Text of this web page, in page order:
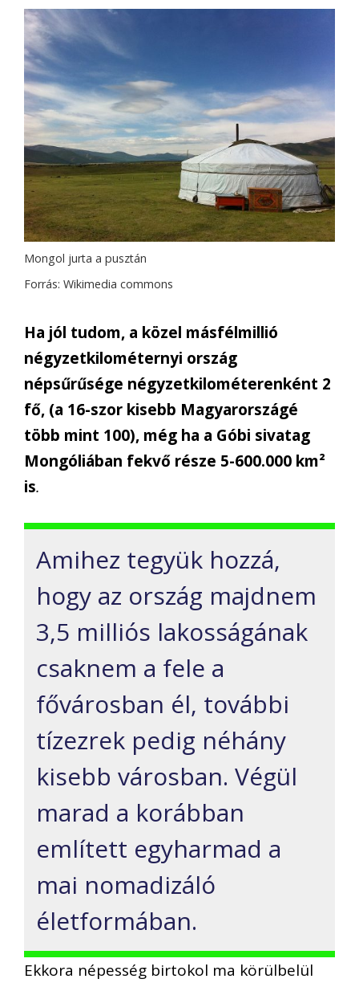
Mongol jurta a pusztán
Forrás: Wikimedia commons
Ha jól tudom, a közel másfélmillió
négyzetkilométernyi ország
népsűrűsége négyzetkilométerenként 2
fő, (a 16-szor kisebb Magyarországé
több mint 100), még ha a Góbi sivatag
Mongóliában fekvő része 5-600.000 km²
is.
Amihez tegyük hozzá,
hogy az ország majdnem
3,5 milliós lakosságának
csaknem a fele a
fővárosban él, további
tízezrek pedig néhány
kisebb városban. Végül
marad a korábban
említett egyharmad a
mai nomadizáló
életformában.
Ekkora népesség birtokol ma körülbelül